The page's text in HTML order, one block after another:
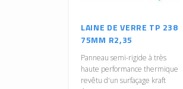
LAINE DE VERRE TP 238
75MM R2,35
Panneau semi-rigide à très
haute performance thermique
revêtu d'un surfaçage kraft